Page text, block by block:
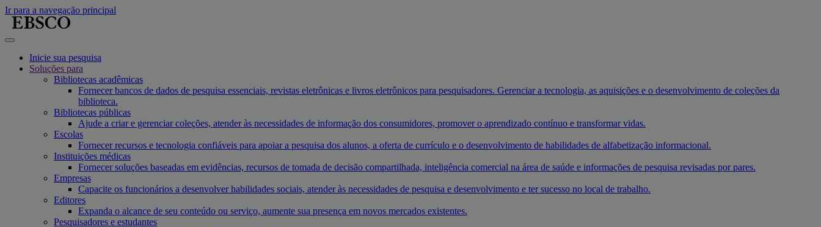
Ir para a navegação principal
Inicie sua pesquisa
Soluções para
Bibliotecas acadêmicas
Fornecer bancos de dados de pesquisa essenciais, revistas eletrônicas e livros eletrônicos para pesquisadores. Gerenciar a tecnologia, as aquisições e o desenvolvimento de coleções da
biblioteca.
Bibliotecas públicas
Ajude a criar e gerenciar coleções, atender às necessidades de informação dos consumidores, promover o aprendizado contínuo e transformar vidas.
Escolas
Fornecer recursos e tecnologia confiáveis para apoiar a pesquisa dos alunos, a oferta de currículo e o desenvolvimento de habilidades de alfabetização informacional.
Instituições médicas
Fornecer soluções baseadas em evidências, recursos de tomada de decisão compartilhada, inteligência comercial na área de saúde e informações de pesquisa revisadas por pares.
Empresas
Capacite os funcionários a desenvolver habilidades sociais, atender às necessidades de pesquisa e desenvolvimento e ter sucesso no local de trabalho.
Editores
Expanda o alcance de seu conteúdo ou serviço, aumente sua presença em novos mercados existentes.
Pesquisadores e estudantes